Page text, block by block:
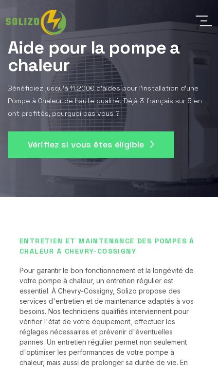
Aide pour la pompe a
chaleur
Bénéficiez jusqu'à 11.200€ d'aides pour l'installation d'une
Pompe à Chaleur de haute qualité. Déjà 3 français sur 5 en
ont profités, pourquoi pas vous ?
Vérifiez si vous êtes éligible
ENTRETIEN ET MAINTENANCE DES POMPES À
CHALEUR À CHEVRY-COSSIGNY
Pour garantir le bon fonctionnement et la longévité de
votre pompe à chaleur, un entretien régulier est
essentiel. À Chevry-Cossigny, Solizo propose des
services d'entretien et de maintenance adaptés à vos
besoins. Nos techniciens qualifiés interviennent pour
vérifier l'état de votre équipement, effectuer les
réglages nécessaires et prévenir d'éventuelles
pannes. Un entretien régulier permet non seulement
d'optimiser les performances de votre pompe à
chaleur, mais aussi de prolonger sa durée de vie. En